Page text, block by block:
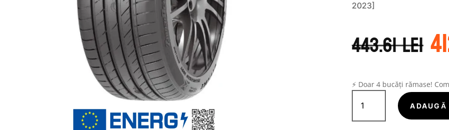
2023]
443.61leia
⚡ Doar 4 bucăți rămase!
Cantitate
WestLake
ZUPERACE
ADAUGĂ